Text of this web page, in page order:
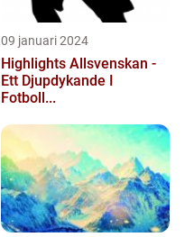
09 januari 2024
Highlights Allsvenskan -
Ett Djupdykande I
Fotboll...